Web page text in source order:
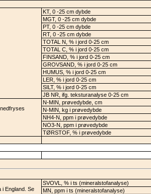
KT, 0 -25 cm dybde
MGT, 0 -25 cm dybde
PT, 0 -25 cm dybde
RT, 0 -25 cm dybde
TOTAL N, % i jord 0-25 cm
TOTAL C, % i jord 0-25 cm
FINSAND, % i jord 0-25 cm
GROVSAND, % i jord 0-25 cm
HUMUS, % i jord 0-25 cm
LER, % i jord 0-25 cm
SILT, % i jord 0-25 cm
JB NR, ifg. teksturanalyse 0-25 cm
N-MIN, prøvedybde, cm
N-MIN, kg i prøvedybde
NH4-N, ppm i prøvedybde
NO3-N, ppm i prøvedybde
TØRSTOF, % i prøvedybde
England. Se
SVOVL, % i ts (mineralstofanalyse)
MN, ppm i ts (mineralstofanalyse)